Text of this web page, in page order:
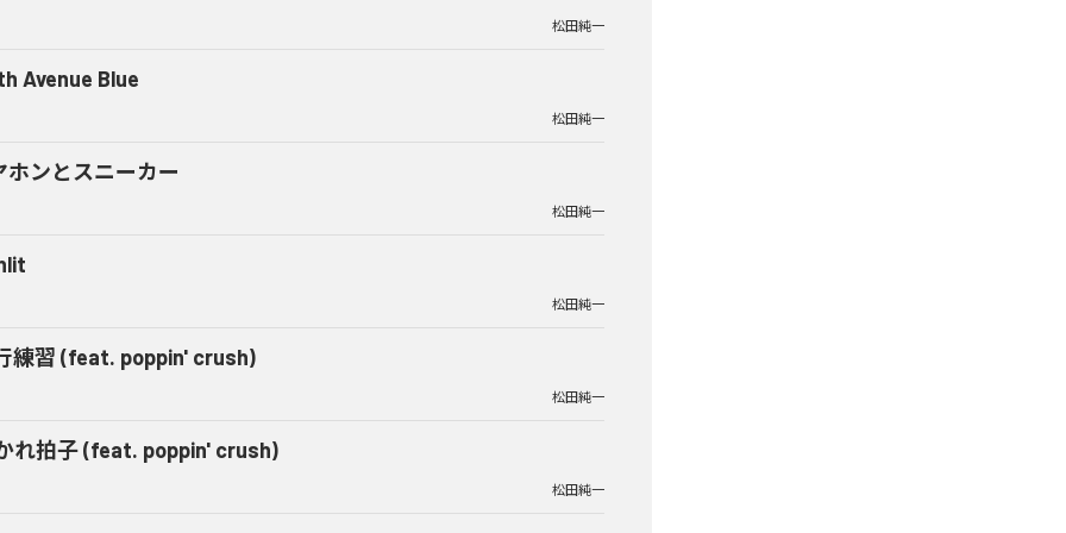
松田純一
Avenue Blue
松田純一
ホンとスニーカー
松田純一
松田純一
練習 (feat. poppin' crush)
松田純一
れ拍子 (feat. poppin' crush)
松田純一